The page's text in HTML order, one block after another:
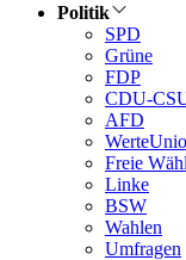
Politik
SPD
Grüne
FDP
CDU-
AFD
Freie
Linke
BSW
Wahlen
Umfragen